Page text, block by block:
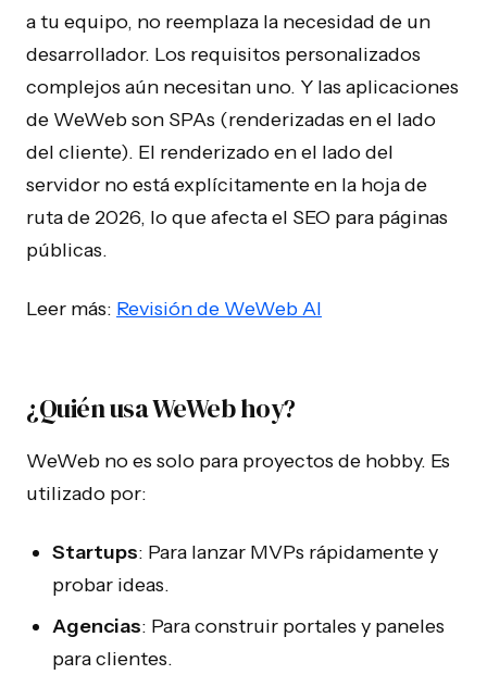
a tu equipo, no reemplaza la necesidad de un
desarrollador. Los requisitos personalizados
complejos aún necesitan uno. Y las aplicaciones
de WeWeb son SPAs (renderizadas en el lado
del cliente). El renderizado en el lado del
servidor no está explícitamente en la hoja de
ruta de 2026, lo que afecta el SEO para páginas
públicas.
Leer más: Revisión de WeWeb AI
¿Quién usa WeWeb hoy?
WeWeb no es solo para proyectos de hobby. Es
utilizado por:
Startups: Para lanzar MVPs rápidamente y
probar ideas.
Agencias: Para construir portales y paneles
para clientes.